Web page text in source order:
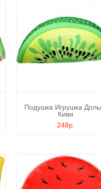
Подушка Игрушка
Киви
248р.